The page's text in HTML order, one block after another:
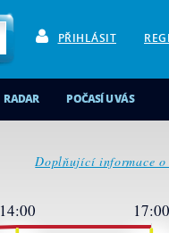
PŘIHLÁSIT
RADAR POČASÍ U VÁS
Doplňující informace
14:00 17:00